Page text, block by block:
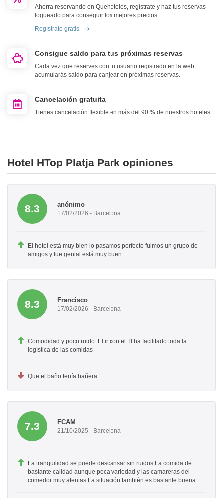
Ahorra reservando en Quehoteles, regístrate y haz tus reservas
logueado para conseguir los mejores precios.
Regístrate gratis
Consigue saldo para tus próximas reservas
Cada vez que reserves con tu usuario registrado en la web
acumularás saldo para canjear en próximas reservas.
Cancelación gratuita
Tienes cancelación flexible en más del 90 % de nuestros hoteles.
Hotel HTop Platja Park opiniones
8.3 anónimo
17/02/2026 - Barcelona
El hotel está muy bien lo pasamos perfecto fuimos un grupo de
amigos y fue genial está muy buen
8.3 Francisco
17/02/2026 - Barcelona
Comodidad y poco ruido. El ir con el TI ha facilitado toda la
logística de las comidas
Que el baño tenía bañera
7.3 FCAM
21/10/2025 - Barcelona
La tranquilidad se puede descansar sin ruidos La comida de
bastante calidad aunque poca variedad y las camareras del
comedor muy atentas La situación también es bastante buena